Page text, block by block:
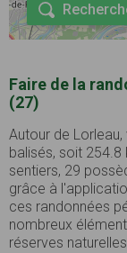
Faire de la
(27)
Autour de
balisés, soit
sentiers, 29
grâce à
ces randonnées
nombreux
réserves